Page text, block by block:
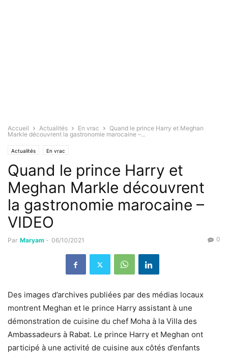
Accueil Actualités En vrac
Quand le prince Harry et Meghan
Markle découvrent la gastronomie marocaine –...
Actualités En vrac
Quand le prince Harry et
Meghan Markle découvrent
la gastronomie marocaine –
VIDEO
Par Maryam - 06/10/2021 0
Des images d’archives publiées par des médias locaux
montrent Meghan et le prince Harry assistant à une
démonstration de cuisine du chef Moha à la Villa des
Ambassadeurs à Rabat. Le prince Harry et Meghan ont
participé à une activité de cuisine aux côtés d’enfants